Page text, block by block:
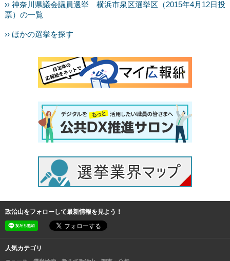
›› 神奈川県議会議員選挙 横浜市泉区選挙区（2015年4月12日投
票）の一覧
›› ほかの選挙を探す
政治山をフォローして最新情報を見よう！
人気カテゴリ